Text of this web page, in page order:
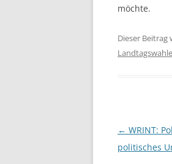
möchte.
Dieser Beitrag
← WRINT:
politisches